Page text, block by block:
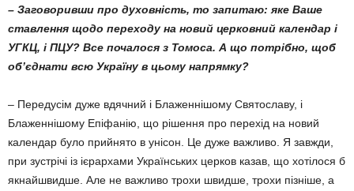
– Заговоривши про духовність, то запитаю: яке Ваше
ставлення щодо переходу на новий церковний календар і
УГКЦ, і ПЦУ? Все почалося з Томоса. А що потрібно, щоб
об’єднати всю Украї­ну в цьому напрямку?
– Передусім дуже вдячний і Блаженнішому Святославу, і
Блаженнішому Епіфанію, що рішення про перехід на новий
календар було прийнято в унісон. Це дуже важливо. Я завжди,
при зустрічі із ієрархами Україн­ських церков казав, що хотілося б
якнай­швидше. Але не важливо трохи швидше, трохи пізніше, а